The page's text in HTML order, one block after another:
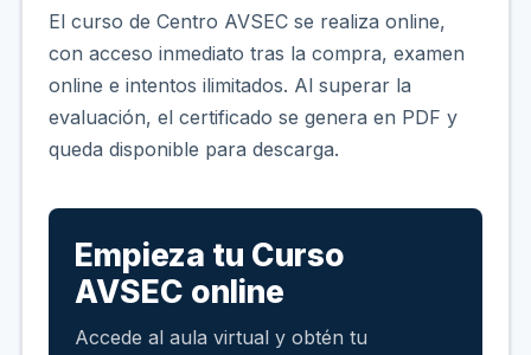
El curso de Centro AVSEC se realiza online,
con acceso inmediato tras la compra, examen
online e intentos ilimitados. Al superar la
evaluación, el certificado se genera en PDF y
queda disponible para descarga.
Empieza tu Curso
AVSEC online
Accede al aula virtual y obtén tu